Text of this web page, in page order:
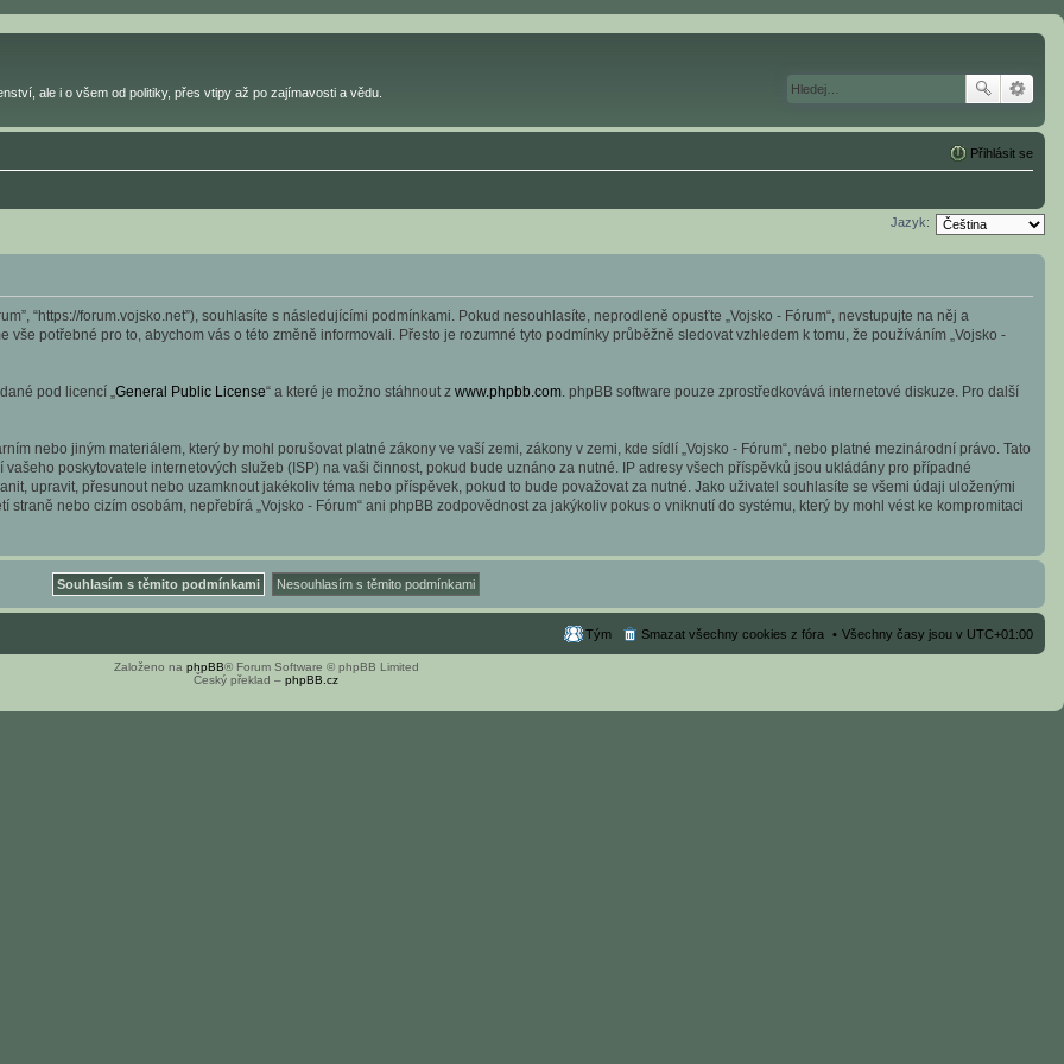
ale i o všem od politiky, přes vtipy až po zajímavosti a vědu.
Přihlásit se
Jazyk:
“https://forum.vojsko.net”), souhlasíte s následujícími podmínkami. Pokud nesouhlasíte, neprodleně opusťte „Vojsko - Fórum“, nevstupujte na něj a
potřebné pro to, abychom vás o této změně informovali. Přesto je rozumné tyto podmínky průběžně sledovat vzhledem k tomu, že používáním „Vojsko -
pod licencí „General Public License“ a které je možno stáhnout z www.phpbb.com. phpBB software pouze zprostředkovává internetové diskuze. Pro další
nebo jiným materiálem, který by mohl porušovat platné zákony ve vaší zemi, zákony v zemi, kde sídlí „Vojsko - Fórum“, nebo platné mezinárodní právo. Tato
poskytovatele internetových služeb (ISP) na vaši činnost, pokud bude uznáno za nutné. IP adresy všech příspěvků jsou ukládány pro případné
upravit, přesunout nebo uzamknout jakékoliv téma nebo příspěvek, pokud to bude považovat za nutné. Jako uživatel souhlasíte se všemi údaji uloženými
straně nebo cizím osobám, nepřebírá „Vojsko - Fórum“ ani phpBB zodpovědnost za jakýkoliv pokus o vniknutí do systému, který by mohl vést ke kompromitaci
Všechny časy jsou v UTC+01:00
Smazat všechny cookies z fóra
Tým
Založeno na phpBB® Forum Software © phpBB Limited
Český překlad – phpBB.cz